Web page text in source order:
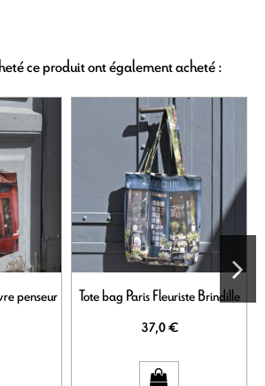
ce produit ont également acheté :
penseur Tote bag Paris Fleuriste Brindille
37,0 €